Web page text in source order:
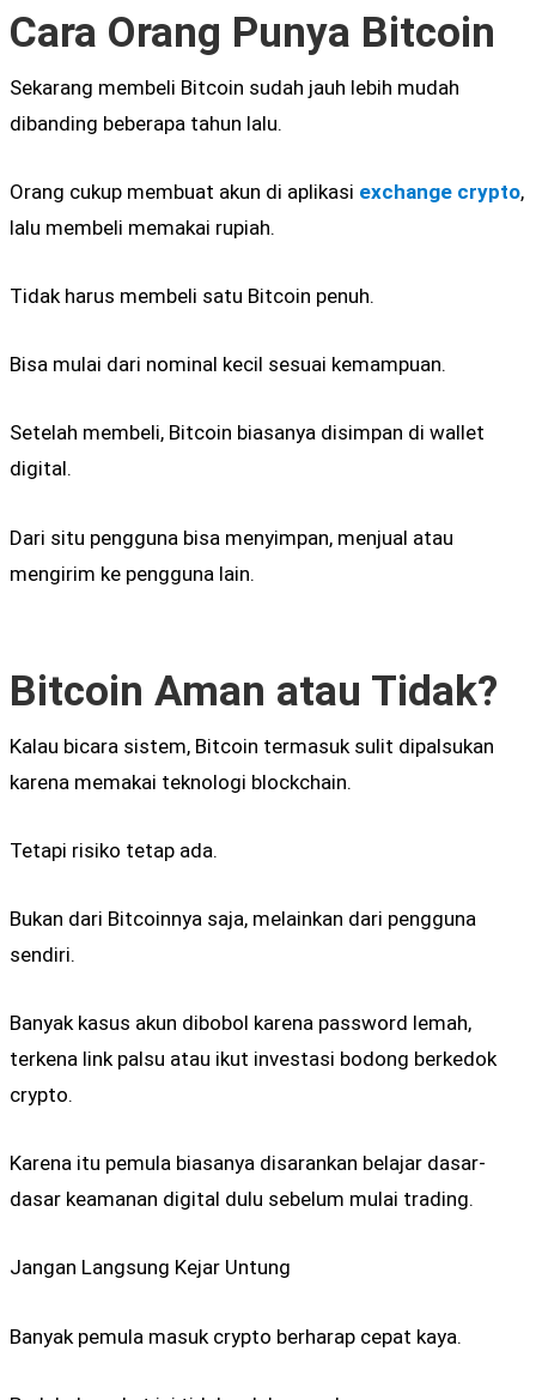
Cara Orang Punya Bitcoin
Sekarang membeli Bitcoin sudah jauh lebih mudah
dibanding beberapa tahun lalu.
Orang cukup membuat akun di aplikasi exchange crypto,
lalu membeli memakai rupiah.
Tidak harus membeli satu Bitcoin penuh.
Bisa mulai dari nominal kecil sesuai kemampuan.
Setelah membeli, Bitcoin biasanya disimpan di wallet
digital.
Dari situ pengguna bisa menyimpan, menjual atau
mengirim ke pengguna lain.
Bitcoin Aman atau Tidak?
Kalau bicara sistem, Bitcoin termasuk sulit dipalsukan
karena memakai teknologi blockchain.
Tetapi risiko tetap ada.
Bukan dari Bitcoinnya saja, melainkan dari pengguna
sendiri.
Banyak kasus akun dibobol karena password lemah,
terkena link palsu atau ikut investasi bodong berkedok
crypto.
Karena itu pemula biasanya disarankan belajar dasar-
dasar keamanan digital dulu sebelum mulai trading.
Jangan Langsung Kejar Untung
Banyak pemula masuk crypto berharap cepat kaya.